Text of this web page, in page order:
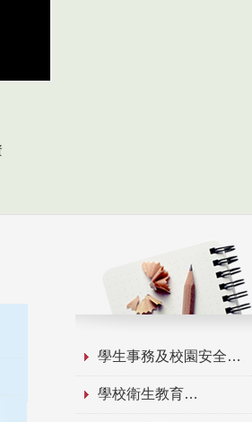
學生事務及校園安全
學校衛生教育